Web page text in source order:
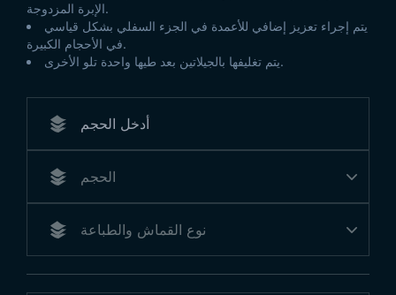
الإبرة المزدوجة.
يتم إجراء تعزيز إضافي للأعمدة في الجزء السفلي بشكل قياسي
في الأحجام الكبيرة.
يتم تغليفها بالجيلاتين بعد طيها واحدة تلو الأخرى.